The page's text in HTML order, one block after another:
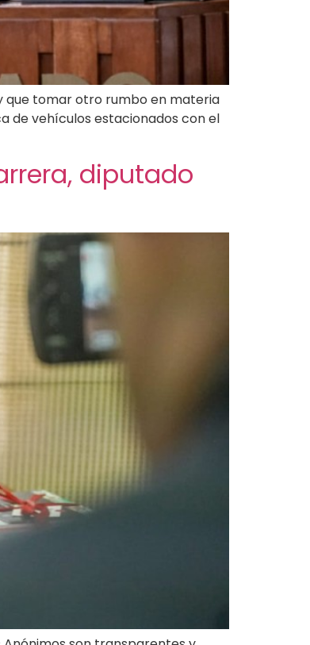
que tomar otro rumbo en materia
de vehículos estacionados con el
diputado